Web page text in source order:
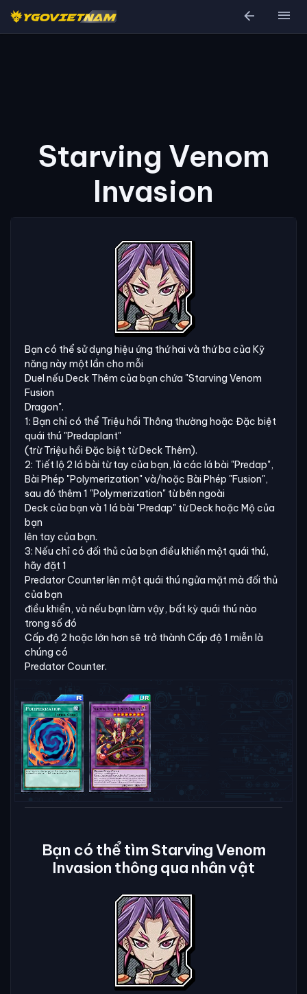
arrow_back menu
Starving Venom
Invasion
Bạn có thể sử dụng hiệu ứng thứ hai và thứ ba của Kỹ
năng này một lần cho mỗi
Duel nếu Deck Thêm của bạn chứa "Starving Venom
Fusion
Dragon".
1: Bạn chỉ có thể Triệu hồi Thông thường hoặc Đặc biệt
quái thú "Predaplant"
(trừ Triệu hồi Đặc biệt từ Deck Thêm).
2: Tiết lộ 2 lá bài từ tay của bạn, là các lá bài "Predap",
Bài Phép "Polymerization" và/hoặc Bài Phép "Fusion",
sau đó thêm 1 "Polymerization" từ bên ngoài
Deck của bạn và 1 lá bài "Predap" từ Deck hoặc Mộ của
bạn
lên tay của bạn.
3: Nếu chỉ có đối thủ của bạn điều khiển một quái thú,
hãy đặt 1
Predator Counter lên một quái thú ngửa mặt mà đối thủ
của bạn
điều khiển, và nếu bạn làm vậy, bất kỳ quái thú nào
trong số đó
Cấp độ 2 hoặc lớn hơn sẽ trở thành Cấp độ 1 miễn là
chúng có
Predator Counter.
Bạn có thể tìm Starving Venom
Invasion thông qua nhân vật